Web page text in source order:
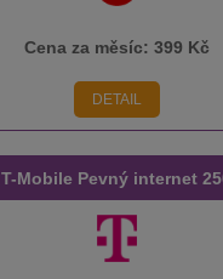
Cena za měsíc: 399 Kč
DETAIL
T-Mobile Pevný internet